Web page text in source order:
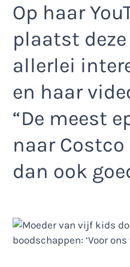
Op haar
plaatst
allerlei
en haar
“De meest
naar
dan ook